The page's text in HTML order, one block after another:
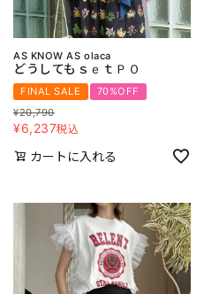
AS KNOW AS olaca
どうしてもｓｅｔＰＯ
FINAL SALE
70%OFF
¥20,790
¥6,237税込
カートに入れる